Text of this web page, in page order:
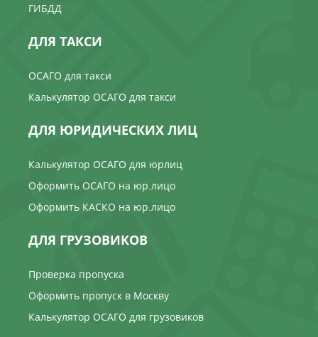
ГИБДД
ДЛЯ ТАКСИ
ОСАГО для такси
Калькулятор ОСАГО для такси
ДЛЯ ЮРИДИЧЕСКИХ ЛИЦ
Калькулятор ОСАГО для юрлиц
Оформить ОСАГО на юр.лицо
Оформить КАСКО на юр.лицо
ДЛЯ ГРУЗОВИКОВ
Проверка пропуска
Оформить пропуск в Москву
Калькулятор ОСАГО для грузовиков